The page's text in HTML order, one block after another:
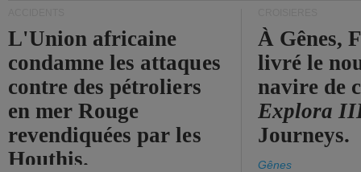
L'Union africaine
condamne les attaques
contre des pétroliers
en mer Rouge
revendiquées par les
Houthis.
À Gênes,
livré le
navire de
Explora
Journeys.
Gênes